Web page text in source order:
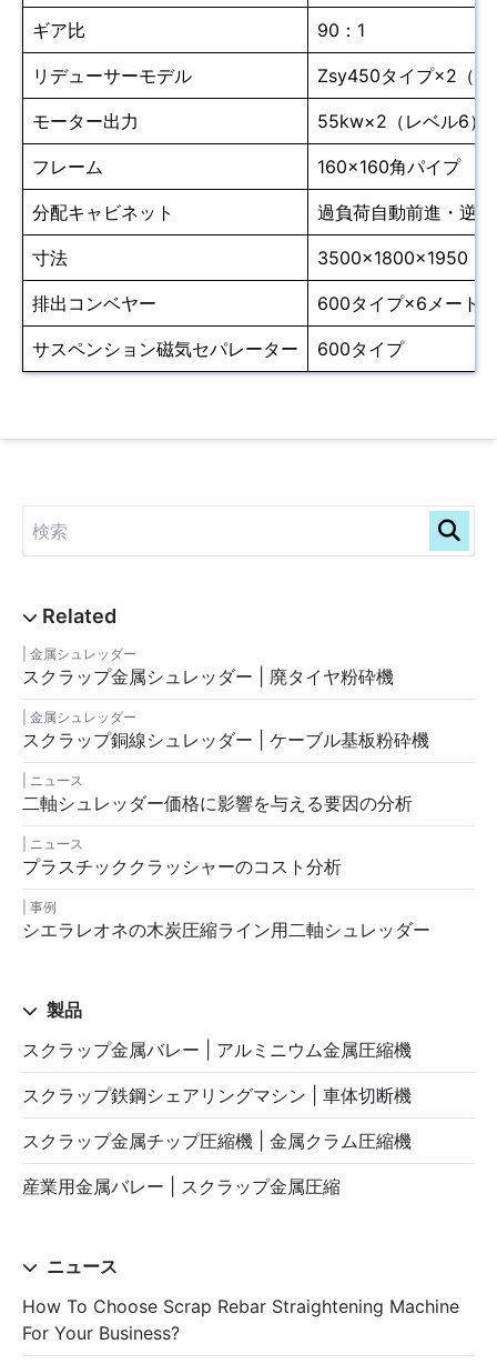
ギア比 90：1
リデューサーモデル Zsy450タイプ×2（硬
モーター出力 55kw×2（レベル6）
フレーム 160×160角パイプ
分配キャビネット 過負荷自動前進・逆
寸法 3500×1800×1950
排出コンベヤー 600タイプ×6メートル
サスペンション磁気セパレーター 600タイプ
金属シュレッダー
スクラップ金属シュレッダー | 廃タイヤ粉砕機
金属シュレッダー
スクラップ銅線シュレッダー | ケーブル基板粉砕機
ニュース
二軸シュレッダー価格に影響を与える要因の分析
ニュース
プラスチッククラッシャーのコスト分析
事例
シエラレオネの木炭圧縮ライン用二軸シュレッダー
製品
スクラップ金属バレー | アルミニウム金属圧縮機
スクラップ鉄鋼シェアリングマシン | 車体切断機
スクラップ金属チップ圧縮機 | 金属クラム圧縮機
産業用金属バレー | スクラップ金属圧縮
ニュース
How To Choose Scrap Rebar Straightening Machine
For Your Business?